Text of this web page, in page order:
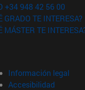
+34 948 42 56 00
GRADO TE INTERESA?
MÁSTER TE
Información legal
Accesibilidad